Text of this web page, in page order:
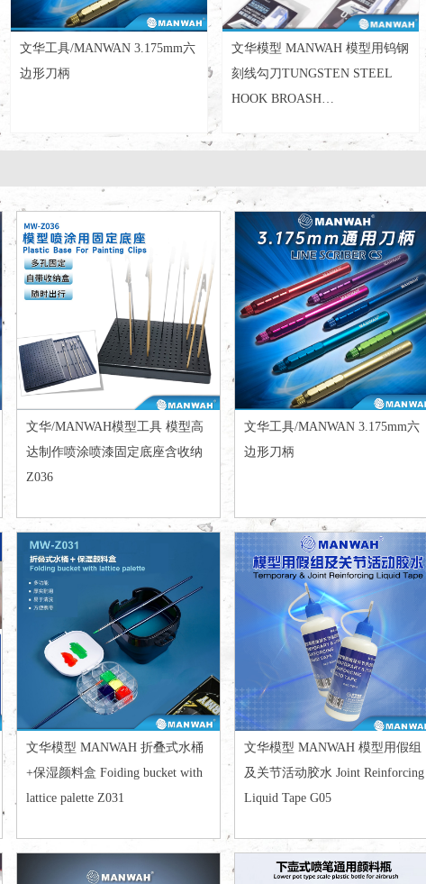
文华工具/MANWAN 3.175mm六
边形刀柄
文华模型 MANWAH 模型用钨钢
刻线勾刀TUNGSTEN STEEL
HOOK BROASH
文华/MANWAH模型工具 模型高
达制作喷涂喷漆固定底座含收纳
Z036
文华工具/MANWAN 3.175mm六
边形刀柄
文华模型 MANWAH 折叠式水桶
+保湿颜料盒 Foiding bucket with
lattice palette Z031
文华模型 MANWAH 模型用假组
及关节活动胶水 Joint Reinforcing
Liquid Tape G05